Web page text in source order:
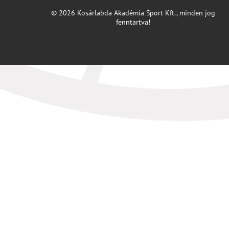
© 2026 Kosárlabda Akadémia Sport Kft., minden jog
fenntartva!